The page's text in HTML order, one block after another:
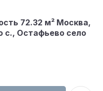
72.32 м² Москва,
с., Остафьево село